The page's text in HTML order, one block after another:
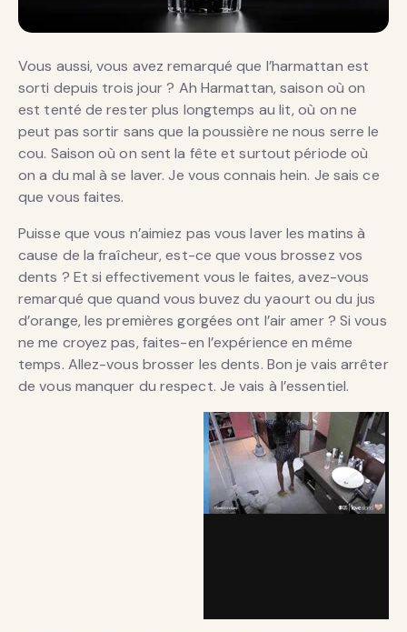
Vous aussi, vous avez remarqué que l’harmattan est
sorti depuis trois jour ? Ah Harmattan, saison où on
est tenté de rester plus longtemps au lit, où on ne
peut pas sortir sans que la poussière ne nous serre le
cou. Saison où on sent la fête et surtout période où
on a du mal à se laver. Je vous connais hein. Je sais ce
que vous faites.
Puisse que vous n’aimiez pas vous laver les matins à
cause de la fraîcheur, est-ce que vous brossez vos
dents ? Et si effectivement vous le faites, avez-vous
remarqué que quand vous buvez du yaourt ou du jus
d’orange, les premières gorgées ont l’air amer ? Si vous
ne me croyez pas, faites-en l’expérience en même
temps. Allez-vous brosser les dents. Bon je vais arrêter
de vous manquer du respect. Je vais à l’essentiel.